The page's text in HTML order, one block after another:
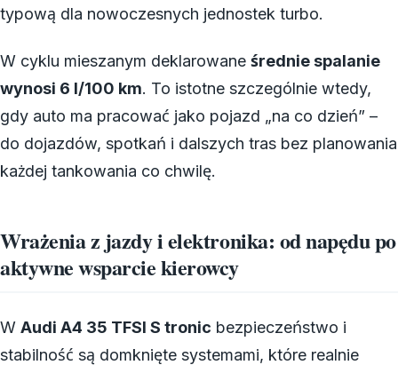
typową dla nowoczesnych jednostek turbo.
W cyklu mieszanym deklarowane średnie spalanie
wynosi 6 l/100 km. To istotne szczególnie wtedy,
gdy auto ma pracować jako pojazd „na co dzień” –
do dojazdów, spotkań i dalszych tras bez planowania
każdej tankowania co chwilę.
Wrażenia z jazdy i elektronika: od napędu po
aktywne wsparcie kierowcy
W Audi A4 35 TFSI S tronic bezpieczeństwo i
stabilność są domknięte systemami, które realnie